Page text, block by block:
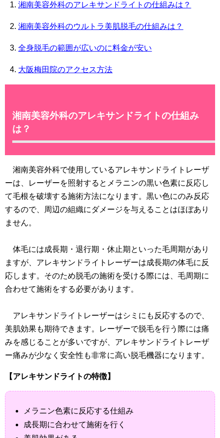
湘南美容外科のアレキサンドライトの仕組みは？
湘南美容外科のウルトラ美肌脱毛の仕組みは？
全身脱毛の範囲が広いのに料金が安い
大阪梅田院のアクセス方法
湘南美容外科のアレキサンドライトの仕組み
は？
湘南美容外科で使用しているアレキサンドライトレーザ
ーは、レーザーを照射するとメラニンの黒い色素に反応し
て毛根を破壊する施術方法になります。黒い色にのみ反応
するので、周辺の組織にダメージを与えることはほぼあり
ません。
体毛には成長期・退行期・休止期といった毛周期があり
ますが、アレキサンドライトレーザーは成長期の体毛に反
応します。そのため脱毛の施術を受ける際には、毛周期に
合わせて施術をする必要があります。
アレキサンドライトレーザーはシミにも反応するので、
美肌効果も期待できます。レーザーで脱毛を行う際には痛
みを感じることが多いですが、アレキサンドライトレーザ
ー痛みが少なく安全性も非常に高い脱毛機器になります。
【アレキサンドライトの特徴】
メラニン色素に反応する仕組み
成長期に合わせて施術を行く